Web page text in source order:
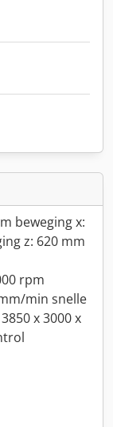
beweging x:
z: 620 mm
rpm
min snelle
x 3000 x